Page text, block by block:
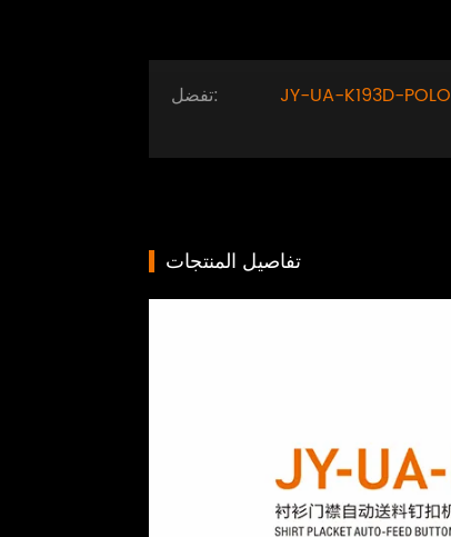
تفضل:
JY-UA-K193D-POLO ماكينة خياطة الأزرار الكاملة الأتمتة
تفاصيل المنتجات